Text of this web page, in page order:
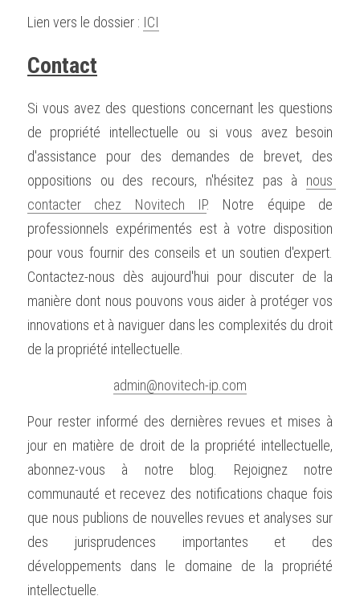
Lien vers le dossier : ICI
Contact
Si vous avez des questions concernant les questions
de propriété intellectuelle ou si vous avez besoin
d'assistance pour des demandes de brevet, des
oppositions ou des recours, n'hésitez pas à nous
contacter chez Novitech IP. Notre équipe de
professionnels expérimentés est à votre disposition
pour vous fournir des conseils et un soutien d'expert.
Contactez-nous dès aujourd'hui pour discuter de la
manière dont nous pouvons vous aider à protéger vos
innovations et à naviguer dans les complexités du droit
de la propriété intellectuelle.
admin@novitech-ip.com
Pour rester informé des dernières revues et mises à
jour en matière de droit de la propriété intellectuelle,
abonnez-vous à notre blog. Rejoignez notre
communauté et recevez des notifications chaque fois
que nous publions de nouvelles revues et analyses sur
des jurisprudences importantes et des
développements dans le domaine de la propriété
intellectuelle.